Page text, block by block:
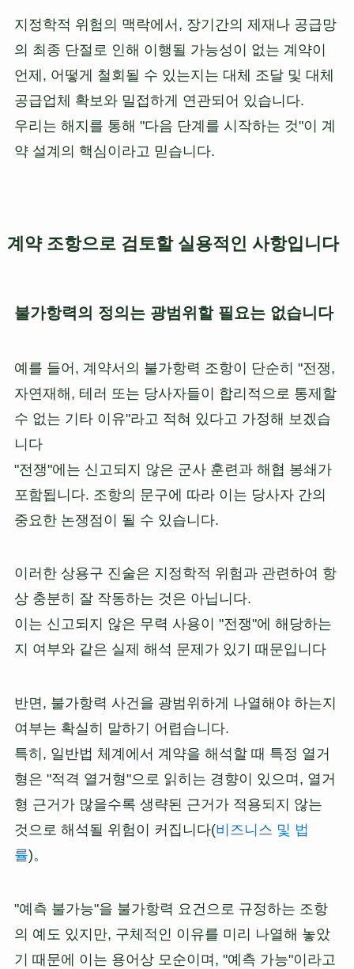
지정학적 위험의 맥락에서, 장기간의 제재나 공급망
의 최종 단절로 인해 이행될 가능성이 없는 계약이
언제, 어떻게 철회될 수 있는지는 대체 조달 및 대체
공급업체 확보와 밀접하게 연관되어 있습니다.
우리는 해지를 통해 "다음 단계를 시작하는 것"이 계
약 설계의 핵심이라고 믿습니다.
계약 조항으로 검토할 실용적인 사항입니다
불가항력의 정의는 광범위할 필요는 없습니다
예를 들어, 계약서의 불가항력 조항이 단순히 "전쟁,
자연재해, 테러 또는 당사자들이 합리적으로 통제할
수 없는 기타 이유"라고 적혀 있다고 가정해 보겠습
니다
"전쟁"에는 신고되지 않은 군사 훈련과 해협 봉쇄가
포함됩니다. 조항의 문구에 따라 이는 당사자 간의
중요한 논쟁점이 될 수 있습니다.
이러한 상용구 진술은 지정학적 위험과 관련하여 항
상 충분히 잘 작동하는 것은 아닙니다.
이는 신고되지 않은 무력 사용이 "전쟁"에 해당하는
지 여부와 같은 실제 해석 문제가 있기 때문입니다
반면, 불가항력 사건을 광범위하게 나열해야 하는지
여부는 확실히 말하기 어렵습니다.
특히, 일반법 체계에서 계약을 해석할 때 특정 열거
형은 "적격 열거형"으로 읽히는 경향이 있으며, 열거
형 근거가 많을수록 생략된 근거가 적용되지 않는
것으로 해석될 위험이 커집니다(비즈니스 및 법
률)。
"예측 불가능"을 불가항력 요건으로 규정하는 조항
의 예도 있지만, 구체적인 이유를 미리 나열해 놓았
기 때문에 이는 용어상 모순이며, "예측 가능"이라고